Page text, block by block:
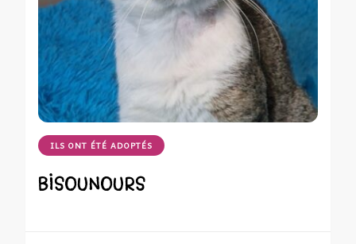
ILS ONT ÉTÉ ADOPTÉS
BISOUNOURS